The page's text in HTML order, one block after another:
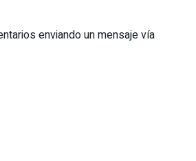
enviando un mensaje vía